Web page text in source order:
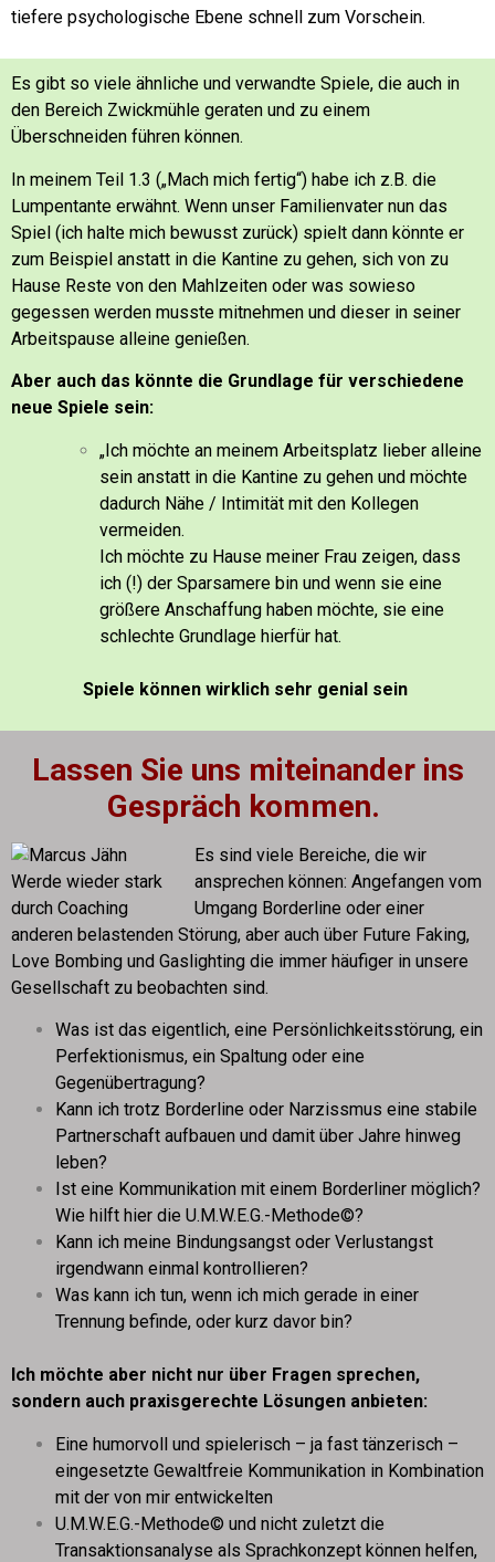
tiefere psychologische Ebene schnell zum Vorschein.
Es gibt so viele ähnliche und verwandte Spiele, die auch in
den Bereich Zwickmühle geraten und zu einem
Überschneiden führen können.
In meinem Teil 1.3 („Mach mich fertig“) habe ich z.B. die
Lumpentante erwähnt. Wenn unser Familienvater nun das
Spiel (ich halte mich bewusst zurück) spielt dann könnte er
zum Beispiel anstatt in die Kantine zu gehen, sich von zu
Hause Reste von den Mahlzeiten oder was sowieso
gegessen werden musste mitnehmen und dieser in seiner
Arbeitspause alleine genießen.
Aber auch das könnte die Grundlage für verschiedene
neue Spiele sein:
„Ich möchte an meinem Arbeitsplatz lieber alleine
sein anstatt in die Kantine zu gehen und möchte
dadurch Nähe / Intimität mit den Kollegen
vermeiden.
Ich möchte zu Hause meiner Frau zeigen, dass
ich (!) der Sparsamere bin und wenn sie eine
größere Anschaffung haben möchte, sie eine
schlechte Grundlage hierfür hat.
Spiele können wirklich sehr genial sein
Lassen Sie uns miteinander ins
Gespräch kommen.
Es sind viele Bereiche, die wir
ansprechen können: Angefangen vom
Umgang Borderline oder einer
anderen belastenden Störung, aber auch über Future Faking,
Love Bombing und Gaslighting die immer häufiger in unsere
Gesellschaft zu beobachten sind.
Was ist das eigentlich, eine Persönlichkeitsstörung, ein
Perfektionismus, ein Spaltung oder eine
Gegenübertragung?
Kann ich trotz Borderline oder Narzissmus eine stabile
Partnerschaft aufbauen und damit über Jahre hinweg
leben?
Ist eine Kommunikation mit einem Borderliner möglich?
Wie hilft hier die U.M.W.E.G.-Methode©?
Kann ich meine Bindungsangst oder Verlustangst
irgendwann einmal kontrollieren?
Was kann ich tun, wenn ich mich gerade in einer
Trennung befinde, oder kurz davor bin?
Ich möchte aber nicht nur über Fragen sprechen,
sondern auch praxisgerechte Lösungen anbieten:
Eine humorvoll und spielerisch – ja fast tänzerisch –
eingesetzte Gewaltfreie Kommunikation in Kombination
mit der von mir entwickelten
U.M.W.E.G.-Methode© und nicht zuletzt die
Transaktionsanalyse als Sprachkonzept können helfen,